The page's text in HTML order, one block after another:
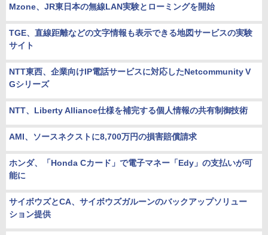
Mzone、JR東日本の無線LAN実験とローミングを開始
TGE、直線距離などの文字情報も表示できる地図サービスの実験
サイト
NTT東西、企業向けIP電話サービスに対応したNetcommunity V
Gシリーズ
NTT、Liberty Alliance仕様を補完する個人情報の共有制御技術
AMI、ソースネクストに8,700万円の損害賠償請求
ホンダ、「Honda Cカード」で電子マネー「Edy」の支払いが可
能に
サイボウズとCA、サイボウズガルーンのバックアップソリュー
ション提供